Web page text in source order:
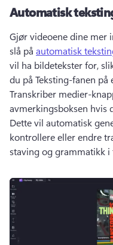
Automatisk
Gjør videoene dine mer
slå på automatisk
vil ha bildetekster for,
du på Teksting-fanen på
Transkriber medier-
Dette vil automatisk
kontrollere eller endre
staving og grammatikk i